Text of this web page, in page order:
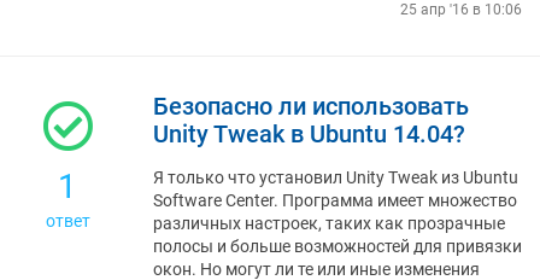
25 апр '16 в 10:06
1
ответ
Безопасно ли использовать
Unity Tweak в Ubuntu 14.04?
Я только что установил Unity Tweak из Ubuntu
Software Center. Программа имеет множество
различных настроек, таких как прозрачные
полосы и больше возможностей для привязки
окон. Но могут ли те или иные изменения